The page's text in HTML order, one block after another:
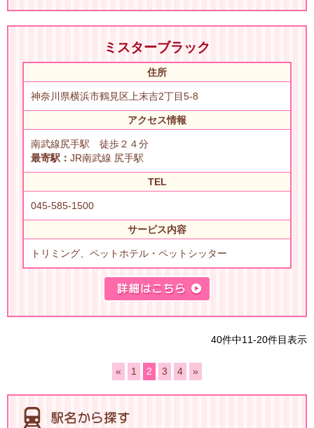
ミスターブラック
住所
神奈川県横浜市鶴見区上末吉2丁目5-8
アクセス情報
南武線尻手駅 徒歩２４分
最寄駅： JR南武線 尻手駅
TEL
045-585-1500
サービス内容
トリミング、ペットホテル・ペットシッター
40件中11-20件目表示
« 1 2 3 4 »